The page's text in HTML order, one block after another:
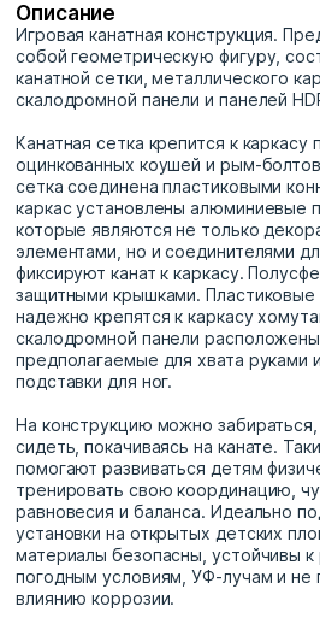
Описание
Игровая канатная конструкция.
собой геометрическую фигуру,
канатной сетки, металлического
скалодромной панели и панелей
Канатная сетка крепится к
оцинкованных коушей и рым-
сетка соединена пластиковыми
каркас установлены алюминиевые
которые являются не только
элементами, но и соединителями
фиксируют канат к каркасу.
защитными крышками. Пластиковые
надежно крепятся к каркасу
скалодромной панели расположены
предполагаемые для хвата руками
подставки для ног.
На конструкцию можно забираться,
сидеть, покачиваясь на канате.
помогают развиваться детям
тренировать свою координацию,
равновесия и баланса. Идеально
установки на открытых детских
материалы безопасны, устойчивы к
погодным условиям, УФ-лучам и не
влиянию коррозии.